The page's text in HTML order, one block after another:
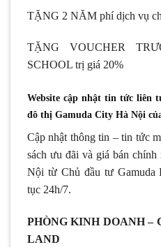
TẶNG 2 NĂM phí dịch vụ
TẶNG VOUCHER
SCHOOL trị giá 20%
Website cập nhật tin tức liên
đô thị Gamuda City Hà Nội
Cập nhật thông tin – tin tức
sách ưu đãi và giá bán
Nội từ Chủ đầu tư Gamuda
tục 24h/7.
PHÒNG KINH DOANH
LAND